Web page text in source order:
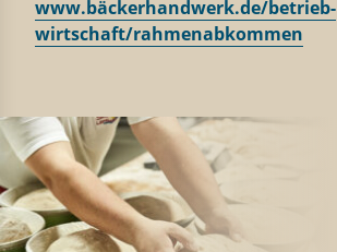
www.bäckerhandwerk.de/betrieb-
wirtschaft/rahmenabkommen